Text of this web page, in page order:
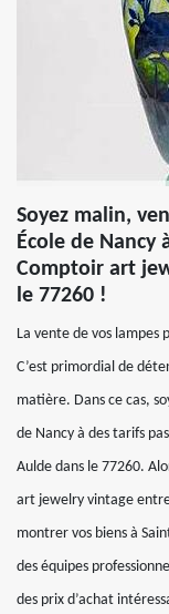
Soyez malin,
École de Nancy
Comptoir art
le 77260 !
La vente de vos lampes
C’est primordial de
matière. Dans ce cas,
de Nancy à des tarifs
Aulde dans le 77260.
art jewelry vintage
montrer vos biens à
des équipes
des prix d’achat